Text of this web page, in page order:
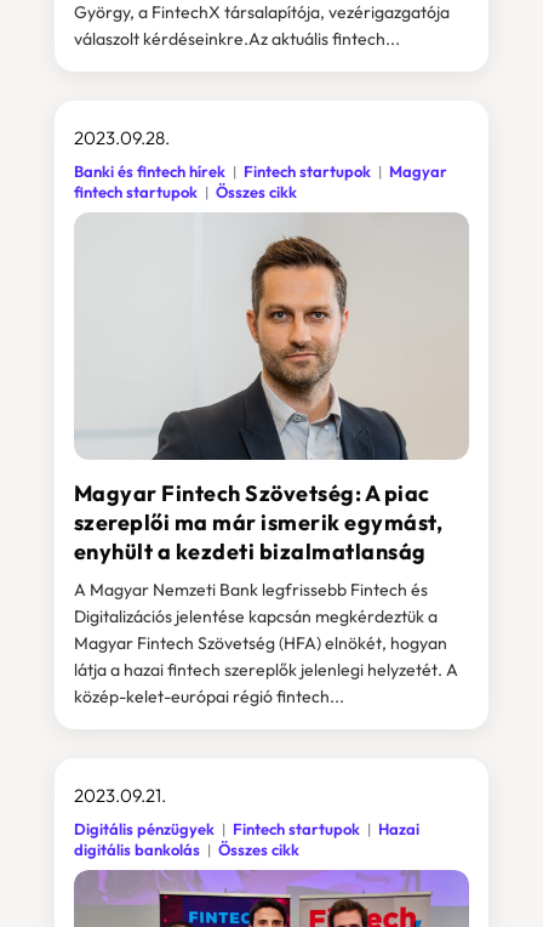
György, a FintechX társalapítója, vezérigazgatója
válaszolt kérdéseinkre.Az aktuális fintech...
Magyar Fintech Szövetség: A piac
szereplői ma már ismerik egymást,
enyhült a kezdeti bizalmatlanság
2023.09.28.
Banki és fintech hírek Fintech startupok
Magyar
fintech startupok
Összes cikk
A Magyar Nemzeti Bank legfrissebb Fintech és
Digitalizációs jelentése kapcsán megkérdeztük a
Magyar Fintech Szövetség (HFA) elnökét, hogyan
látja a hazai fintech szereplők jelenlegi helyzetét. A
közép-kelet-európai régió fintech...
2023.09.21.
Digitális pénzügyek Fintech startupok
Hazai
digitális bankolás
Összes cikk